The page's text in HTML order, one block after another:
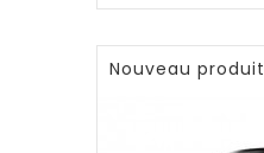
Nouveau produit